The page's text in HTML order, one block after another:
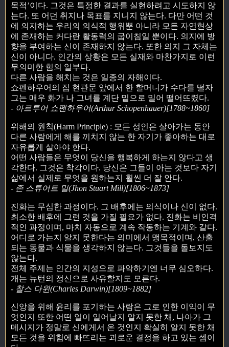
목적’이다. 그것은 특정한 결과를 실현하려고 시도하지 않
는다. 또 어던 취지나 목표를 지니지 않는다. 다만 어떤 것
에 의지하는 우리의 의식적 행위뿐 아니라 모든 자연현상
에 존재하는 커다란 활동력의 굽이침일 뿐이다. 의지에 방
향을 부여하는 신이 존재하지 않는다. 또한 의지 그 자체는
신이 아니다. 인간의 상황은 모든 실재와 마찬가지로 이런
무의미한 힘의 일부다.
다른 사람을 해치는 것은 일종의 자해이다.
쇼펜하우어의 집 현관문 앞에서 한 할머니가 수다를 떨자
그는 매우 화가 나 그녀를 계단 밑으로 밀어 떨어뜨렸다.
- 아르투어 쇼펜하우어(Arthur Schopenhauer)[1788~1860]
위해의 원칙(Harm Principle) : 모든 성인은 살아가는 동안
다른 사람에게 해를 끼치지 않는 한 자기가 좋아하는 대로
자유롭게 살아야 한다.
어떤 사람들은 무엇이 당신을 행복하게 하는지 않다고 생
각한다. 그것은 착각이다. 당신은 그들이 아는 것보다 자기
삶에서 실제로 무엇을 원하는지 훨씬 더 잘 안다.
- 존 스튜어트 밀(Jhon Stuart Mill)[1806~1873]
진화는 무심한 과정이다. 그 배후에는 의식이나 신이 없다.
최소한 배후에 그런 것을 가질 필요가 없다. 진화는 비인격
적인 과정이며, 마치 자동으로 계속 작동하는 기계와 같다.
어디로 가는지 알지 못한다는 의미에서 맹목적이며, 산출
되는 동물과 식물을 생각하지 않는다. 그것들을 돌보지도
않는다.
전체 주제는 인간의 지성으로 파악하기엔 너무 심오하다.
개는 뉴턴의 정신으로 사유할지도 모른다.
- 찰스 다윈(Charles Darwin)[1809~1882]
신앙을 위해 윤리를 포기하는 사람은 그로 인한 이익이 무
엇인지 또한 어떤 일이 일어날지 알지 못한 채, 나아가 그
메시지가 정말로 신에게서 온 것인지 확실히 알지 못한 채
모든 것을 위험에 빠뜨리는 괴로운 결정을 하고 있는 셈이